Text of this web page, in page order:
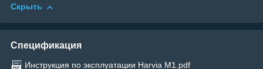
Скрыть
Спецификация
Инструкция по эксплуатации Harvia M1.pdf